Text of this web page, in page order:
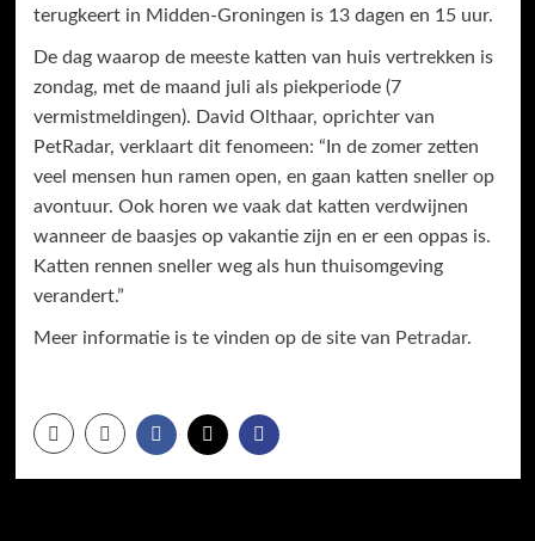
terugkeert in Midden-Groningen is 13 dagen en 15 uur.
De dag waarop de meeste katten van huis vertrekken is
zondag, met de maand juli als piekperiode (7
vermistmeldingen). David Olthaar, oprichter van
PetRadar, verklaart dit fenomeen: “In de zomer zetten
veel mensen hun ramen open, en gaan katten sneller op
avontuur. Ook horen we vaak dat katten verdwijnen
wanneer de baasjes op vakantie zijn en er een oppas is.
Katten rennen sneller weg als hun thuisomgeving
verandert.”
Meer informatie is te vinden op de site van Petradar.